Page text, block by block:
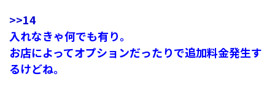
>>14
入れなきゃ何でも有り。
お店によってオプションだったりで追加料金発生す
るけどね。